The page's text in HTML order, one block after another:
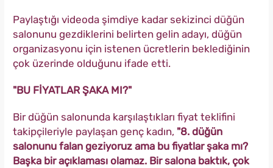
Paylaştığı videoda şimdiye kadar sekizinci düğün
salonunu gezdiklerini belirten gelin adayı, düğün
organizasyonu için istenen ücretlerin beklediğinin
çok üzerinde olduğunu ifade etti.
"BU FİYATLAR ŞAKA MI?"
Bir düğün salonunda karşılaştıkları fiyat teklifini
takipçileriyle paylaşan genç kadın, "8. düğün
salonunu falan geziyoruz ama bu fiyatlar şaka mı?
Başka bir açıklaması olamaz. Bir salona baktık, çok